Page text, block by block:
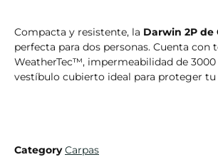
Compacta y resistente, la Darwin 2P de
perfecta para dos personas. Cuenta con
WeatherTec™, impermeabilidad de
vestíbulo cubierto ideal para proteger
Category Carpas